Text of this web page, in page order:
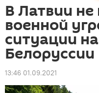
В Латвии
военной
ситуации
Белоруссии
13:46 01.09.2021